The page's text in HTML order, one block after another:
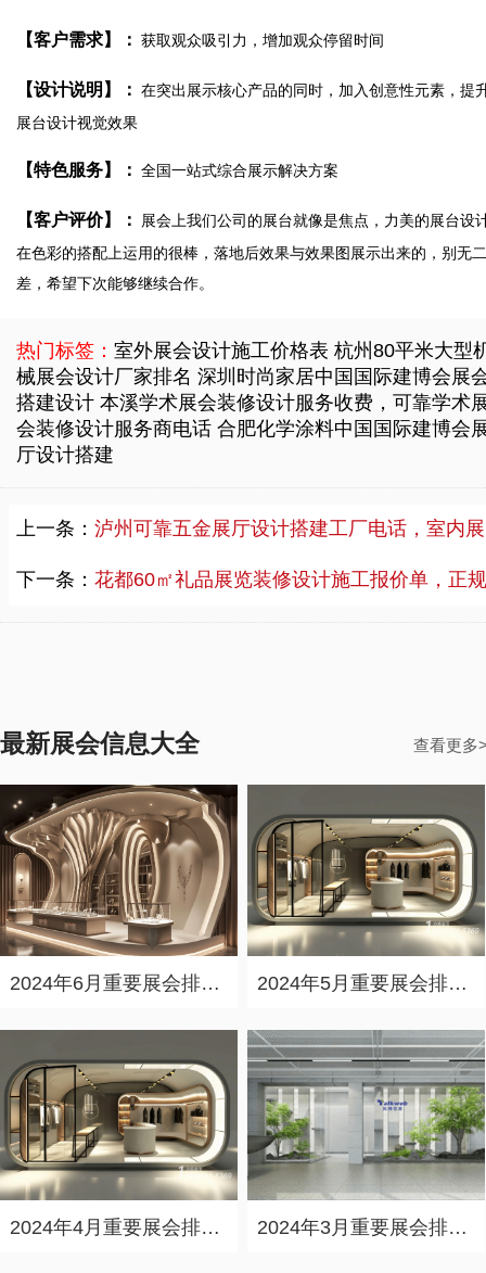
【客户需求】： 获取观众吸引力，增加观众停留时间
【设计说明】： 在突出展示核心产品的同时，加入创意性元素，提
展台设计视觉效果
【特色服务】： 全国一站式综合展示解决方案
【客户评价】：
展会上我们公司的展台就像是焦点，力美的展台设
在色彩的搭配上运用的很棒，落地后效果与效果图展示出来的，别无二
差，希望下次能够继续合作。
热门标签： 室外展会设计施工价格表 杭州80平米大型
械展会设计厂家排名 深圳时尚家居中国国际建博会展
搭建设计 本溪学术展会装修设计服务收费，可靠学术
会装修设计服务商电话 合肥化学涂料中国国际建博会
厅设计搭建
上一条： 泸州可靠五金展厅设计搭建工厂电话，室内展厅设计搭建服务价格
下一条： 花都60㎡礼品展览装修设计施工报价单，正规礼品展览装修设计供应商咨询热线
最新展会信息大全 查看更多
2024年6月重要展会排期信息，展会策划展台设计搭建公司推荐 2024年5月重要展会排期信息，展台设计定制厂家推荐
2024年4月重要展会排期信息，展会展台设计搭建公司推荐 2024年3月重要展会排期信息，展台设计搭建公司推荐